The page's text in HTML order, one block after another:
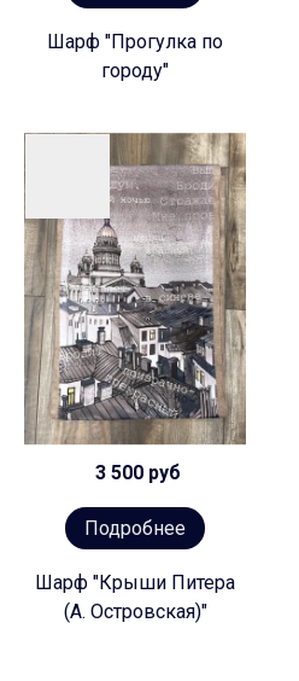
Шарф "Прогулка по
городу"
3 500 руб
Подробнее
Шарф "Крыши Питера
(А. Островская)"